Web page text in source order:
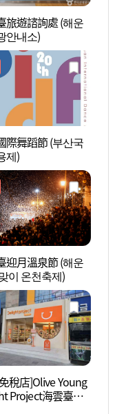
旅遊諮詢處 (해운
안내소)
際舞蹈節 (부산국
제)
迎月溫泉節 (해운
이 온천축제)
稅店]Olive Young
Project海雲臺店